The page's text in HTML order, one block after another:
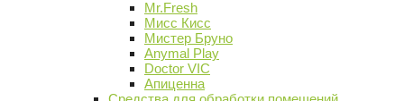
Mr.Fresh
Мисс Кисс
Мистер Бруно
Anymal Play
Doctor VIC
Апиценна